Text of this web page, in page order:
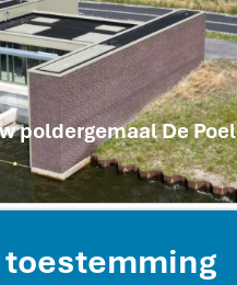
poldergemaal De Poel